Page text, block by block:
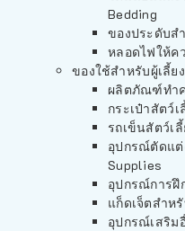
Bedding
ของประดับส
หลอดไฟให้ค
ของใช้สำหรับผู้เลี้ย
ผลิตภัณฑ์ทำ
กระเป๋าสัตว์
รถเข็นสัตว์เ
อุปกรณ์ตัดแต่
Supplies
อุปกรณ์การฝึ
แก็ดเจ็ตสำห
อุปกรณ์เสริม